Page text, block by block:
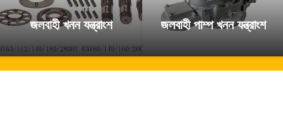
জলবাহী খনন যন্ত্রাংশ জলবাহী পাম্প খনন যন্ত্রাংশ